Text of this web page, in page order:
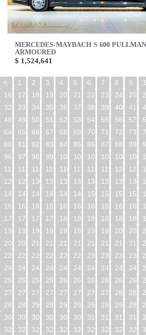
MERCEDES-MAYBACH S 600
ARMOURED
$ 1,524,641
1 2 3 4 5 6 7 8 9
16
17 18 19 20 21 22 23 24 25
32
33 34 35 36 37 38 39 40 41
48
49 50 51 52 53 54 55 56 57
64
65 66 67 68 69 70 71 72 73
80
81 82 83 84 85 86 87 88 89
96
97 98 99 100 101 102 103 104 105
112
113 114 115 116 117 118 119 120 121
128
129 130 131 132 133 134 135 136 137
144
145 146 147 148 149 150 151 152 153
160
161 162 163 164 165 166 167 168 169
176
177 178 179 180 181 182 183 184 185
192
193 194 195 196 197 198 199 200 201
208
209 210 211 212 213 214 215 216 217
224
225 226 227 228 229 230 231 232 233
240
241 242 243 244 245 246 247 248 249
256
257 258 259 260 261 262 263 264 265
272
273 274 275 276 277 278 279 280 281
288
289 290 291 292 293 294 295 296 297
304
305 306 307 308 309 310 311 312 313
320
321 322 323 324 325 326 327 328 329